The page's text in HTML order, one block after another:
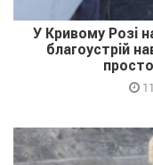
У Кривому Розі
благоустрій